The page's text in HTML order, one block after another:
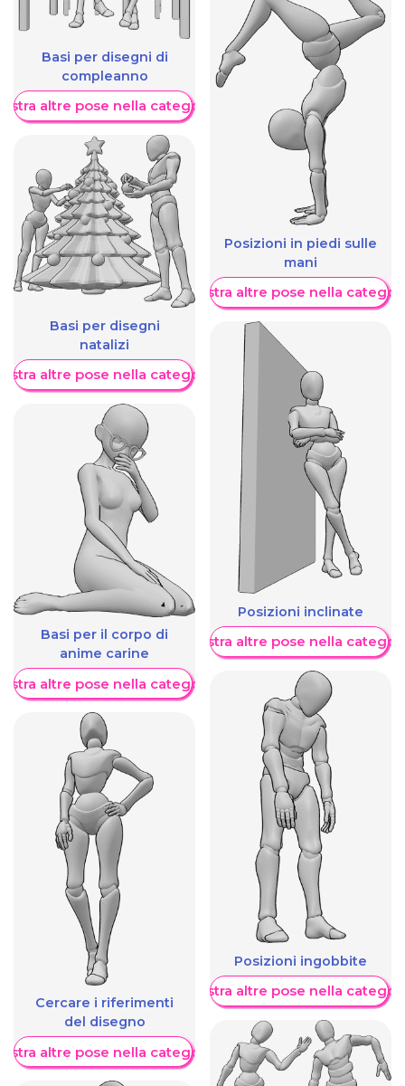
Basi per disegni di
compleanno
altre pose nella categoria
Basi per disegni
natalizi
altre pose nella categoria
Basi per il corpo di
anime carine
altre pose nella categoria
Cercare i riferimenti
del disegno
altre pose nella categoria
Posizioni in piedi sulle
mani
Mostra altre pose nella
Posizioni inclinate
Mostra altre pose nella
Posizioni ingobbite
Mostra altre pose nella